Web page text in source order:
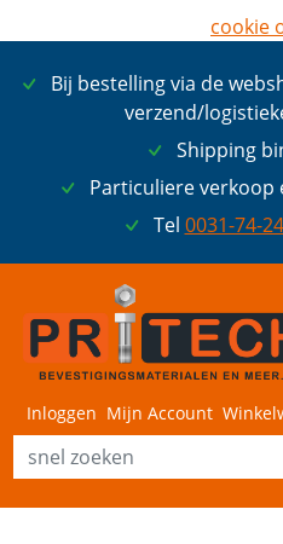
Bij bestelling via de
verzend/
Shipping
Particuliere verkoop
Tel 0031-74-
Inloggen Mijn Account
cookie
ik ga akkoord